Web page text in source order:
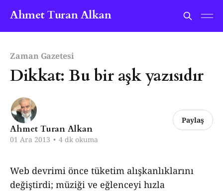
Ahmet Turan Alkan
Zaman Gazetesi
Dikkat: Bu bir aşk yazısıdır
Ahmet Turan Alkan
01 Ara 2013 • 4 dk okuma
Paylaş
Web devrimi önce tüketim alışkanlıklarını
değiştirdi; müziği ve eğlenceyi hızla